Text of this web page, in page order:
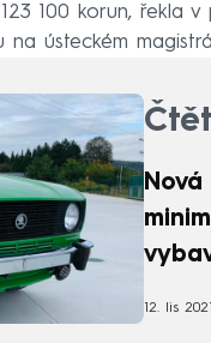
100 korun, řekla
ústeckém
12. lis